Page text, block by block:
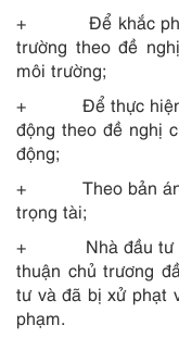
+ Để khắc phục
trường theo đề
môi trường;
+ Để thực hiện
động theo đề nghị
động;
+ Theo bản án,
trọng tài;
+ Nhà đầu tư
thuận chủ trương
tư và đã bị xử phạt
phạm.